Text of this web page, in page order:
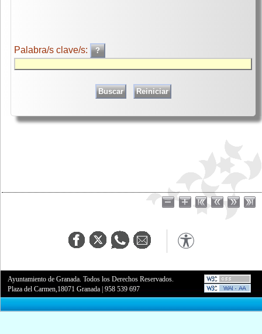
Palabra/s clave/s:
Ayuntamiento de Granada. Todos los Derechos Reservados.
Plaza del Carmen,18071 Granada |958 539 697